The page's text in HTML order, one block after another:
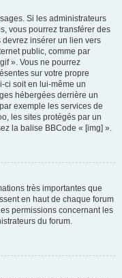
Si les administrateurs
vous pourrez transférer des
insérer un lien vers
public, comme par
». Vous ne pourrez
sur votre propre
ci soit en lui-même un
hébergées derrière un
exemple les services de
les sites protégés par un
la balise BBCode « [img] ».
très importantes que
en haut de chaque forum
permissions concernant les
du forum.